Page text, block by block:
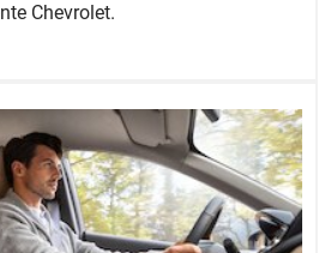
Chevrolet.